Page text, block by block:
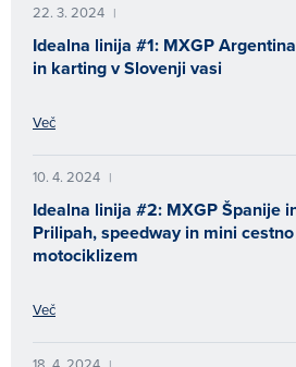
22. 3. 2024 |
Idealna linija #1: MXGP
in karting v Slovenji vasi
Več
10. 4. 2024 |
Idealna linija #2: MXGP Španije
Prilipah, speedway in mini
motociklizem
Več